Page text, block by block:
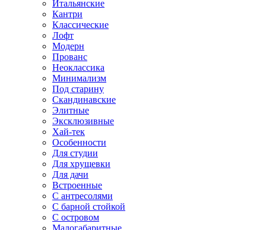
Итальянские
Кантри
Классические
Лофт
Модерн
Прованс
Неоклассика
Минимализм
Под старину
Скандинавские
Элитные
Эксклюзивные
Хай-тек
Особенности
Для студии
Для хрущевки
Для дачи
Встроенные
С антресолями
С барной стойкой
С островом
Малогабаритные